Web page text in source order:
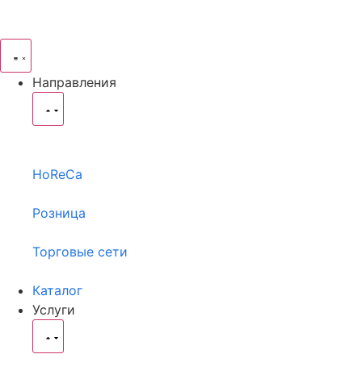
Направления
HoReCa
Розница
Торговые сети
Каталог
Услуги